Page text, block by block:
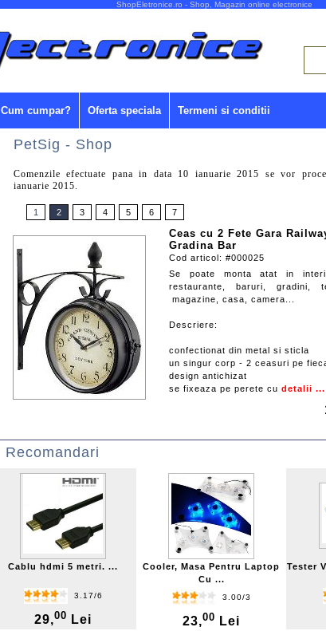
ShopEletronice.ro - Shop, Magazin online electronice
Cum cumpar? Oferta speciala Termeni si conditii
PetSig - Shop
Comenzile efectuate pana in data 10 ianuarie 2015 se vor
ianuarie 2015.
1 2 3 4 5 6 7
Ceas cu 2 Fete Gara
Gradina Bar
Cod articol: #000025
Se poate monta atat in
restaurante, baruri, gradini,
magazine, casa, camera...
Descriere:
confectionat din metal si sticla
un singur corp - 2 ceasuri pe
design antichizat
se fixeaza pe perete cu detalii ...
Recomandari
Cablu hdmi 5 metri. ...
3.17/6
29,00 Lei
Cooler, Masa Pentru Laptop
Cu ...
3.00/3
23,00 Lei
Tester